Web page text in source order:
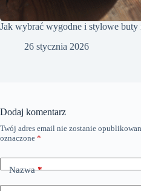
Jak wybrać wygodne i stylowe buty
26 stycznia 2026
Dodaj komentarz
Twój adres email nie zostanie
oznaczone *
Nazwa*